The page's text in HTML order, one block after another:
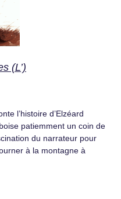
(L’)
l’histoire d’Elzéard
patiemment un coin de
du narrateur pour
à la montagne à